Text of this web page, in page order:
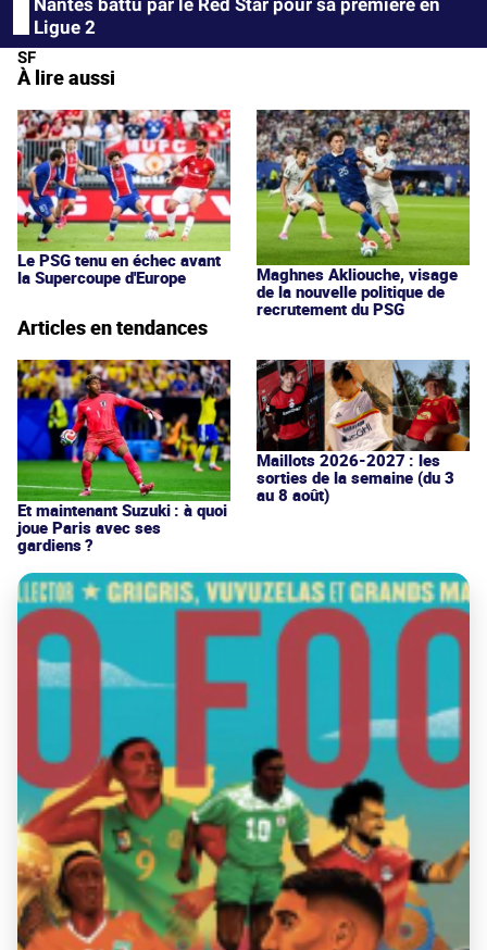
Ligue 2
SF
À lire aussi
Le PSG tenu en échec avant
la Supercoupe d'Europe
Maghnes Akliouche, visage
de la nouvelle politique de
recrutement du PSG
Articles en tendances
Et maintenant Suzuki : à quoi
joue Paris avec ses
gardiens ?
Maillots 2026-2027 : les
sorties de la semaine (du 3
au 8 août)